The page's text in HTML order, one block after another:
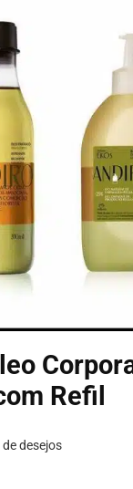
Refil
desejos